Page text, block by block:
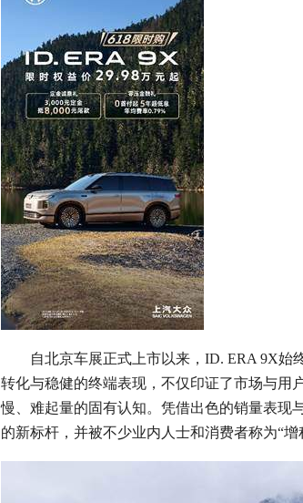
自北京车展正式上市以来，ID. ERA 9X始
转化与稳健的终端表现，不仅印证了市场与用
慢、难起量的固有认知。凭借出色的销量表现
的新标杆，并被不少业内人士和消费者称为“增